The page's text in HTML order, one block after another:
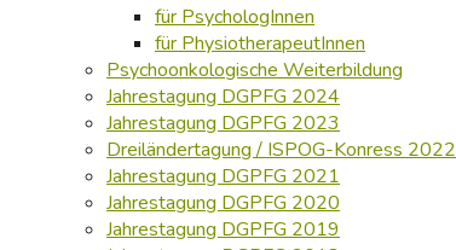
für PsychologInnen
für PhysiotherapeutInnen
Psychoonkologische Weiterbildung
Jahrestagung DGPFG 2024
Jahrestagung DGPFG 2023
Dreiländertagung / ISPOG-Konress 2022
Jahrestagung DGPFG 2021
Jahrestagung DGPFG 2020
Jahrestagung DGPFG 2019